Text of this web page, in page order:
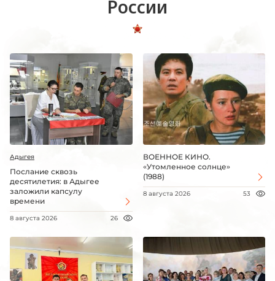
России
Адыгея
Послание сквозь
десятилетия: в Адыгее
заложили капсулу
времени
8 августа 2026 26
ВОЕННОЕ КИНО.
«Утомленное солнце»
(1988)
8 августа 2026 53